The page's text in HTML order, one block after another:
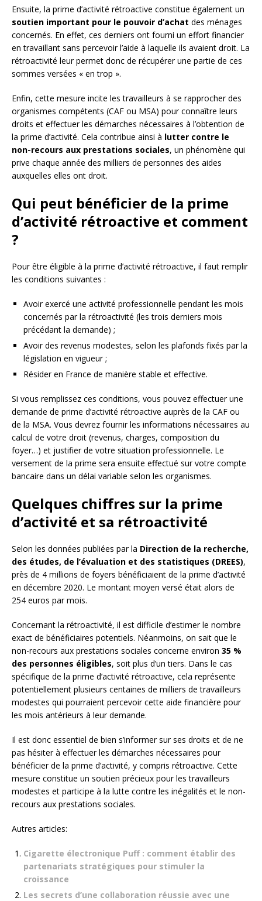
Ensuite, la prime d’activité rétroactive constitue également un
soutien important pour le pouvoir d’achat des ménages
concernés. En effet, ces derniers ont fourni un effort financier
en travaillant sans percevoir l’aide à laquelle ils avaient droit. La
rétroactivité leur permet donc de récupérer une partie de ces
sommes versées « en trop ».
Enfin, cette mesure incite les travailleurs à se rapprocher des
organismes compétents (CAF ou MSA) pour connaître leurs
droits et effectuer les démarches nécessaires à l’obtention de
la prime d’activité. Cela contribue ainsi à lutter contre le
non-recours aux prestations sociales, un phénomène qui
prive chaque année des milliers de personnes des aides
auxquelles elles ont droit.
Qui peut bénéficier de la prime
d’activité rétroactive et comment
?
Pour être éligible à la prime d’activité rétroactive, il faut remplir
les conditions suivantes :
Avoir exercé une activité professionnelle pendant les mois
concernés par la rétroactivité (les trois derniers mois
précédant la demande) ;
Avoir des revenus modestes, selon les plafonds fixés par la
législation en vigueur ;
Résider en France de manière stable et effective.
Si vous remplissez ces conditions, vous pouvez effectuer une
demande de prime d’activité rétroactive auprès de la CAF ou
de la MSA. Vous devrez fournir les informations nécessaires au
calcul de votre droit (revenus, charges, composition du
foyer…) et justifier de votre situation professionnelle. Le
versement de la prime sera ensuite effectué sur votre compte
bancaire dans un délai variable selon les organismes.
Quelques chiffres sur la prime
d’activité et sa rétroactivité
Selon les données publiées par la Direction de la recherche,
des études, de l’évaluation et des statistiques (DREES),
près de 4 millions de foyers bénéficiaient de la prime d’activité
en décembre 2020. Le montant moyen versé était alors de
254 euros par mois.
Concernant la rétroactivité, il est difficile d’estimer le nombre
exact de bénéficiaires potentiels. Néanmoins, on sait que le
non-recours aux prestations sociales concerne environ 35 %
des personnes éligibles, soit plus d’un tiers. Dans le cas
spécifique de la prime d’activité rétroactive, cela représente
potentiellement plusieurs centaines de milliers de travailleurs
modestes qui pourraient percevoir cette aide financière pour
les mois antérieurs à leur demande.
Il est donc essentiel de bien s’informer sur ses droits et de ne
pas hésiter à effectuer les démarches nécessaires pour
bénéficier de la prime d’activité, y compris rétroactive. Cette
mesure constitue un soutien précieux pour les travailleurs
modestes et participe à la lutte contre les inégalités et le non-
recours aux prestations sociales.
Autres articles:
Cigarette électronique Puff : comment établir des
partenariats stratégiques pour stimuler la
croissance
Les secrets d’une collaboration réussie avec une